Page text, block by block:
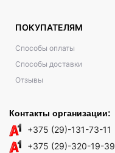
ПОКУПАТЕЛЯМ
Способы оплаты
Способы доставки
Отзывы
Контакты организации:
+375 (29)-131-73-11
+375 (29)-320-19-39